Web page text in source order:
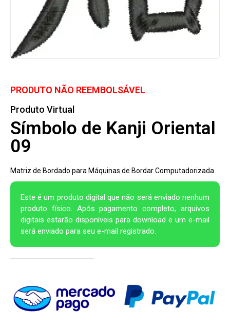
PRODUTO NÃO REEMBOLSÁVEL
Produto Virtual
Símbolo de Kanji Oriental
09
Matriz de Bordado para Máquinas de Bordar Computadorizada.
Este é um produto digital que não será enviado nenhum
produto físico. Após pagamento completo, arquivos
digitais estarão disponíveis para download e um e-mail
será enviado para seu e-mail registrado.